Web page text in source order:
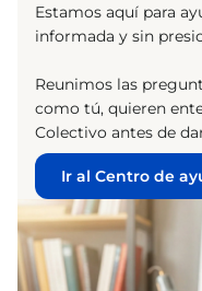
Estamos aquí para
informada y sin
Reunimos las
como tú, quieren
Colectivo antes de
Ir al Centro de